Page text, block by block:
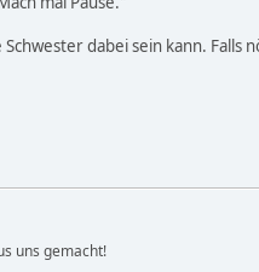
dabei sein kann. Falls
uns gemacht!